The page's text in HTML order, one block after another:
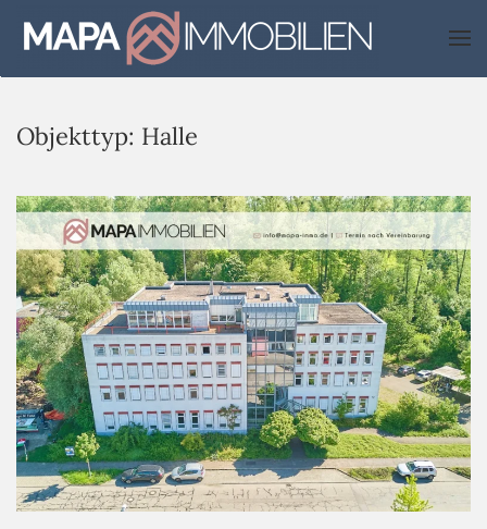
Skip to main content
Objekttyp: Halle